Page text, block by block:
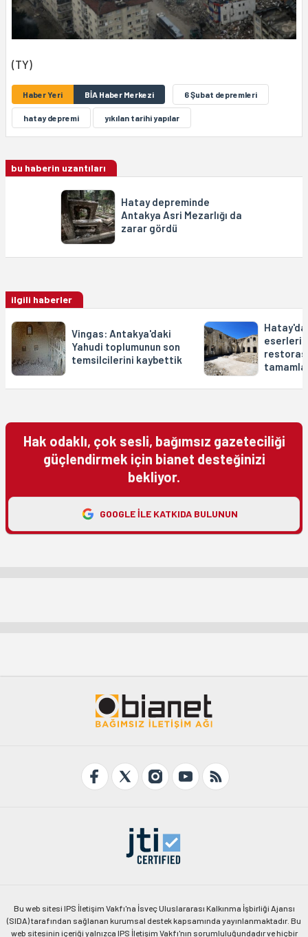
(TY)
Haber Yeri BİA Haber Merkezi 6 Şubat depremleri
hatay depremi yıkılan tarihi yapılar
bu haberin uzantıları
Hatay depreminde
Antakya Asri Mezarlığı da
zarar gördü
ilgili haberler
Vingas: Antakya'daki
Yahudi toplumunun son
temsilcilerini kaybettik
Hak odaklı, çok sesli, bağımsız gazeteciliği
güçlendirmek için bianet desteğinizi
bekliyor.
GOOGLE ILE KATKIDA BULUNUN
Bu web sitesi IPS İletişim Vakfı'na İsveç Uluslararası Kalkınma İşbirliği Ajansı
(SIDA) tarafından sağlanan kurumsal destek kapsamında yayınlanmaktadır. Bu
web sitesinin içeriği yalnızca IPS İletişim Vakfı'nın sorumluluğundadır ve hiçbir